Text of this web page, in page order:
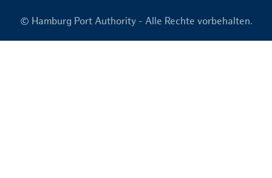
© Hamburg Port Authority - Alle Rechte vorbehalten.